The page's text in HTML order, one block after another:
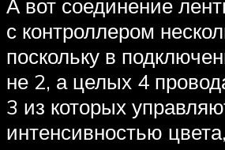
А вот соединение
с контроллером
поскольку в
не 2, а целых 4
3 из которых
интенсивностью